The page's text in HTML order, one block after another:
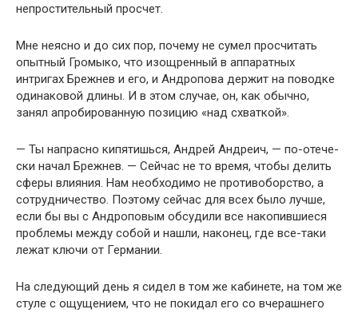
непростительный просчет.
Мне неясно и до сих пор, почему не сумел просчитать
опытный Громыко, что изощренный в аппаратных
интригах Брежнев и его, и Андропова держит на поводке
одинаковой длины. И в этом случае, он, как обычно,
занял апробирован­ную позицию «над схваткой».
— Ты напрасно кипятишься, Андрей Андреич, — по-отече­
ски начал Брежнев. — Сейчас не то время, чтобы делить
сфе­ры влияния. Нам необходимо не противоборство, а
сотрудни­чество. Поэтому сейчас для всех было лучше,
если бы вы с Анд­роповым обсудили все накопившиеся
проблемы между собой и нашли, наконец, где все-таки
лежат ключи от Германии.
На следующий день я сидел в том же кабинете, на том же
стуле с ощущением, что не покидал его со вчерашнего